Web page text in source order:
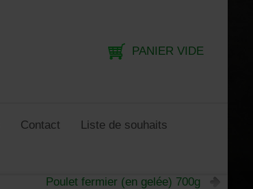
PANIER VIDE
Contact Liste de souhaits
Poulet fermier (en gelée) 700g